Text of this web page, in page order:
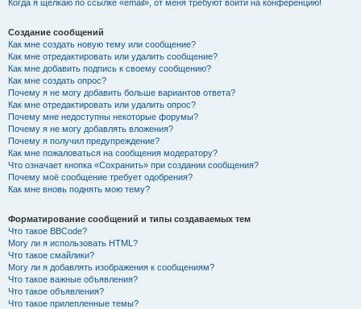
Когда я щёлкаю по ссылке «email», от меня требуют войти на конференцию!
Создание сообщений
Как мне создать новую тему или сообщение?
Как мне отредактировать или удалить сообщение?
Как мне добавить подпись к своему сообщению?
Как мне создать опрос?
Почему я не могу добавить больше вариантов ответа?
Как мне отредактировать или удалить опрос?
Почему мне недоступны некоторые форумы?
Почему я не могу добавлять вложения?
Почему я получил предупреждение?
Как мне пожаловаться на сообщения модератору?
Что означает кнопка «Сохранить» при создании сообщения?
Почему моё сообщение требует одобрения?
Как мне вновь поднять мою тему?
Форматирование сообщений и типы создаваемых тем
Что такое BBCode?
Могу ли я использовать HTML?
Что такое смайлики?
Могу ли я добавлять изображения к сообщениям?
Что такое важные объявления?
Что такое объявления?
Что такое прилепленные темы?